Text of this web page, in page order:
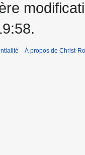
À propos de Christ-